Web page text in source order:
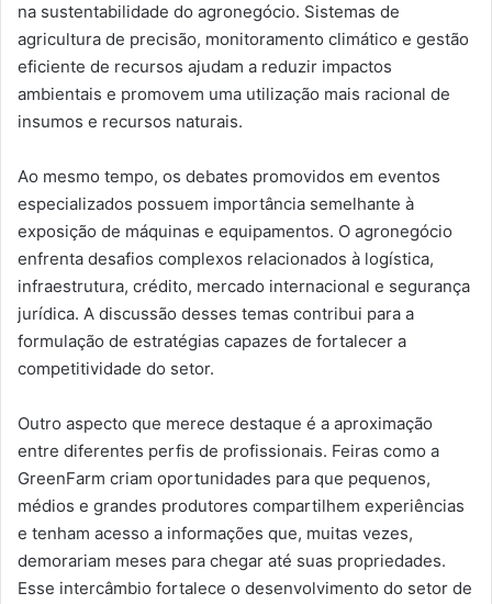
na sustentabilidade do agronegócio. Sistemas de
agricultura de precisão, monitoramento climático e gestão
eficiente de recursos ajudam a reduzir impactos
ambientais e promovem uma utilização mais racional de
insumos e recursos naturais.
Ao mesmo tempo, os debates promovidos em eventos
especializados possuem importância semelhante à
exposição de máquinas e equipamentos. O agronegócio
enfrenta desafios complexos relacionados à logística,
infraestrutura, crédito, mercado internacional e segurança
jurídica. A discussão desses temas contribui para a
formulação de estratégias capazes de fortalecer a
competitividade do setor.
Outro aspecto que merece destaque é a aproximação
entre diferentes perfis de profissionais. Feiras como a
GreenFarm criam oportunidades para que pequenos,
médios e grandes produtores compartilhem experiências
e tenham acesso a informações que, muitas vezes,
demorariam meses para chegar até suas propriedades.
Esse intercâmbio fortalece o desenvolvimento do setor de